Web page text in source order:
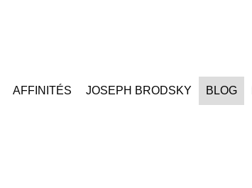
AFFINITÉS JOSEPH BRODSKY BLOG